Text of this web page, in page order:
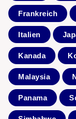
Frankreich
Italien
Kanada
Malaysia
Panama